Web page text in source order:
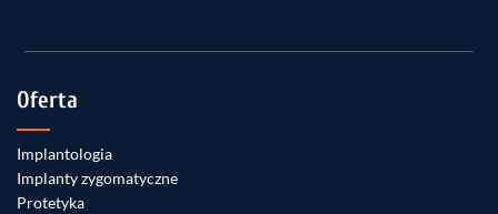
Oferta
Implantologia
Implanty zygomatyczne
Protetyka